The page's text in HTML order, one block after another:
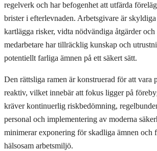
regelverk och har befogenhet att utfärda
brister i efterlevnaden. Arbetsgivare är
kartlägga risker, vidta nödvändiga åtgärder och
medarbetare har tillräcklig kunskap och
potentiellt farliga ämnen på ett säkert sätt.
Den rättsliga ramen är konstruerad för att vara
reaktiv, vilket innebär att fokus ligger på
kräver kontinuerlig riskbedömning,
personal och implementering av moderna
minimerar exponering för skadliga ämnen och
hälsosam arbetsmiljö.